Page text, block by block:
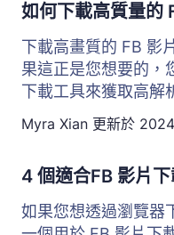
如何下載高質量的
下載高畫質的 FB 影
果這正是您想要的，
下載工具來獲取高解
Myra Xian 更新於
4 個適合FB 影片
如果您想透過瀏覽器